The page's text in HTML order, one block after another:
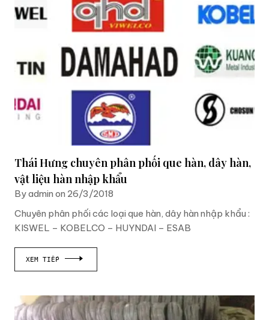
Thái Hưng chuyên phân phối que hàn, dây hàn,
vật liệu hàn nhập khẩu
By admin on 26/3/2018
Chuyên phân phối các loại que hàn, dây hàn nhập khẩu :
KISWEL – KOBELCO – HUYNDAI – ESAB
XEM TIẾP